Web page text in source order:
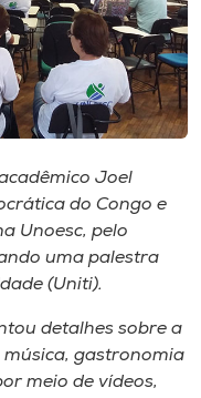
Joel
do Congo e
Unoesc, pelo
uma palestra
(Uniti).
detalhes sobre a
música, gastronomia
meio de vídeos,